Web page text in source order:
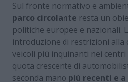
Sul fronte normativo e
parco circolante resta un
politiche europee e nazionali.
introduzione di restrizioni alla
veicoli più inquinanti nei
quota crescente di
seconda mano più recenti e a